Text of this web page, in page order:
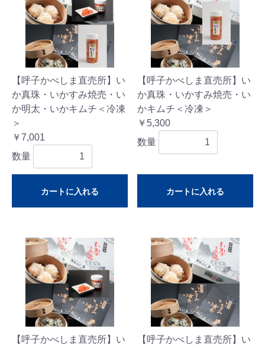
【呼子かべしま直売所】い
か真珠・いかすみ焼売・い
か明太・いかキムチ＜冷凍
＞
￥7,001
数量
カートに入れる
【呼子かべしま直売所】い
か真珠・いかすみ焼売・い
かキムチ＜冷凍＞
￥5,300
数量
カートに入れる
【呼子かべしま直売所】い
【呼子かべしま直売所】い